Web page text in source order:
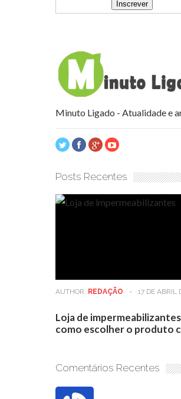
Minuto Ligado - Atualidade e
Posts Recentes
AUTHOR: REDAÇÃO - 17 DE ABRIL
Loja de
como escolher o produto
Comentários Recentes